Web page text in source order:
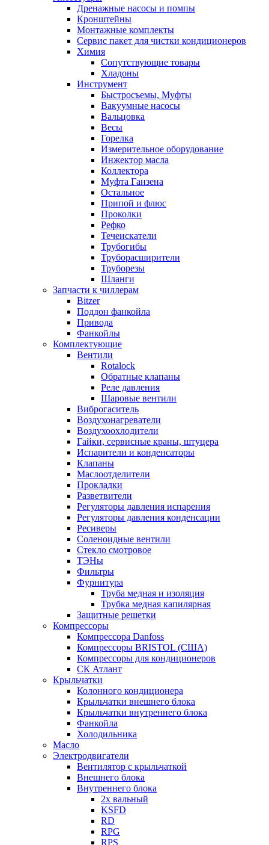
Дренажные насосы и помпы
Кронштейны
Монтажные комплекты
Сервис пакет для чистки кондиционеров
Химия
Сопутствующие товары
Хладоны
Инструмент
Быстросъемы, Муфты
Вакуумные насосы
Вальцовка
Весы
Горелка
Измерительное оборудование
Инжектор масла
Коллектора
Муфта Ганзена
Остальное
Припой и флюс
Проколки
Рефко
Течеискатели
Трубогибы
Труборасширители
Труборезы
Шланги
Запчасти к чиллерам
Bitzer
Поддон фанкойла
Привода
Фанкойлы
Комплектующие
Вентили
Rotalock
Обратные клапаны
Реле давления
Шаровые вентили
Виброгаситель
Воздухонагреватели
Воздухоохлодители
Гайки, сервисные краны, штуцера
Испарители и конденсаторы
Клапаны
Маслоотделители
Прокладки
Разветвители
Регуляторы давления испарения
Регуляторы давления конденсации
Ресиверы
Соленоидные вентили
Стекло смотровое
ТЭНы
Фильтры
Фурнитура
Труба медная и изоляция
Трубка медная капилярная
Защитные решетки
Компрессоры
Компрессора Danfoss
Компрессоры BRISTOL (США)
Компрессоры для кондиционеров
СК Атлант
Крыльчатки
Колонного кондиционера
Крыльчатки внешнего блока
Крыльчатки внутреннего блока
Фанкойла
Холодильника
Масло
Электродвигатели
Вентилятор с крыльчаткой
Внешнего блока
Внутреннего блока
2х вальный
KSFD
RD
RPG
RPS